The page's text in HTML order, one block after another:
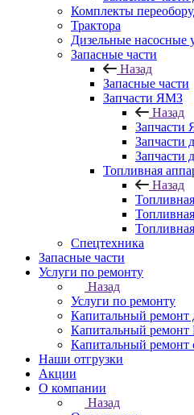
Комплекты
Трактора
Дизельные насосные
Запасные части
Назад
Запасные части
Запчасти ЯМЗ
Назад
Запчасти
Запчасти
Запчасти
Топливная
Назад
Спецтехника
Запасные части
Услуги по ремонту
Назад
Услуги по ремонту
Капитальный ремонт
Капитальный
Капитальный ремонт
Наши отгрузки
Акции
О компании
Назад